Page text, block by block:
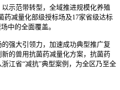
示范带转型，全域推进规模化养殖
药减量化部级授标场及17家省级达标
中的全面覆盖。
强大引领力，加速成功典型推广复
新的兽用抗菌药减量化方案，抗菌药
江省“减抗”典型案例，为全区乃至全